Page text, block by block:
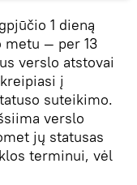
1 dieną
metu — per 13
verslo atstovai
į
suteikimo.
verslo
jų statusas
terminui, vėl